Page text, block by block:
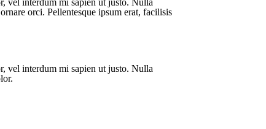
vel interdum mi sapien ut justo. Nulla
orci. Pellentesque ipsum erat, facilisis
vel interdum mi sapien ut justo. Nulla